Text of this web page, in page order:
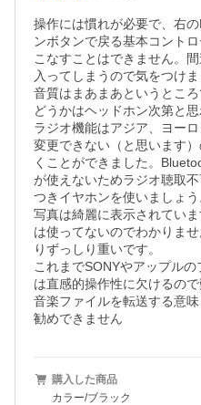
操作には慣れが必要で、右
ンボタンで戻る基本コント
こなすことはできません。
入ってしまうので気をつけま
音質はまあまあというとこ
どうかはヘッドホン次第と思
ラジオ機能はアジア、ヨー
変更できない（と思います
くことができました。
が使えないためラジオ聴取
つきイヤホンを使いましょう
写真は綺麗に表示されてい
は使ってないのでわかりま
りずっしり重いです。
これまでSONYやアップル
は直感的操作性に欠けるの
音楽ファイルを転送する意
勧めできません
購入した商品
カラー/ブラック